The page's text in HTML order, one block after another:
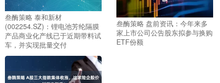
叁酶策略 泰和新材
(002254.SZ)：锂电池芳纶隔膜
产品商业化产线已于近期带料试
车，并实现批量交付
叁酶策略 盘前资讯：今年来多
家上市公司公告股东拟参与换购
ETF份额